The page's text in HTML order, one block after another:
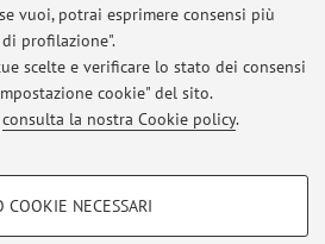
vuoi, potrai esprimere consensi più
profilazione".
scelte e verificare lo stato dei consensi
cookie" del sito.
consulta la nostra Cookie policy.
- FACOLTATIVI
COOKIE NECESSARI
Ultimi avvisi
non sono presenti avvisi.